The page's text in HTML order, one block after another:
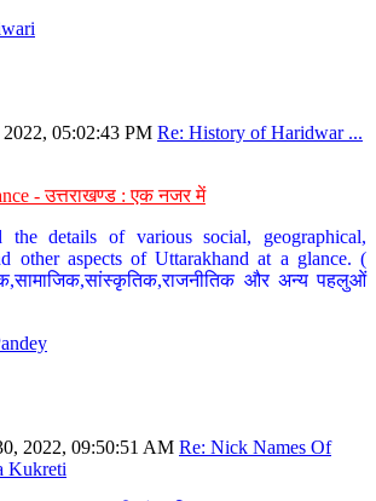
05:02:43 PM Re: History of Haridwar ...
- उत्तराखण्ड : एक नजर में
details of various social, geographical,
other aspects of Uttarakhand at a glance. (
और अन्य पहलुओं
2022, 09:50:51 AM Re: Nick Names Of
Kukreti